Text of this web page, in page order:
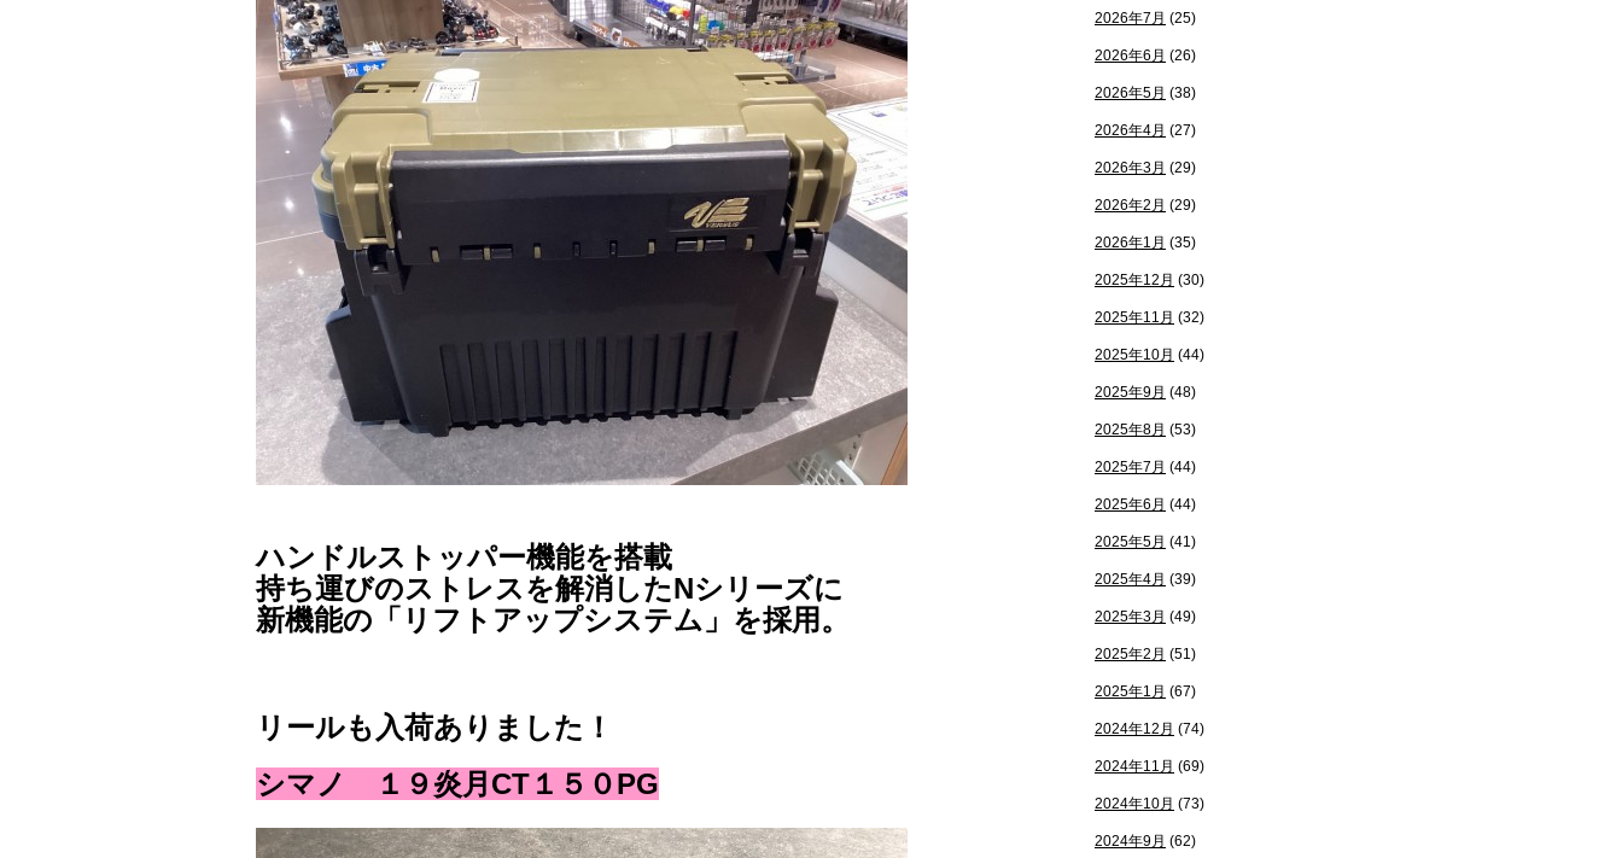
ハンドルストッパー機能を搭載
持ち運びのストレスを解消したNシリーズに
新機能の「リフトアップシステム」を採用。
リールも入荷ありました！
シマノ １９炎月CT１５０PG
2026年7月 (25)
2026年6月 (26)
2026年5月 (38)
2026年4月 (27)
2026年3月 (29)
2026年2月 (29)
2026年1月 (35)
2025年12月 (30)
2025年11月 (32)
2025年10月 (44)
2025年9月 (48)
2025年8月 (53)
2025年7月 (44)
2025年6月 (44)
2025年5月 (41)
2025年4月 (39)
2025年3月 (49)
2025年2月 (51)
2025年1月 (67)
2024年12月 (74)
2024年11月 (69)
2024年10月 (73)
2024年9月 (62)